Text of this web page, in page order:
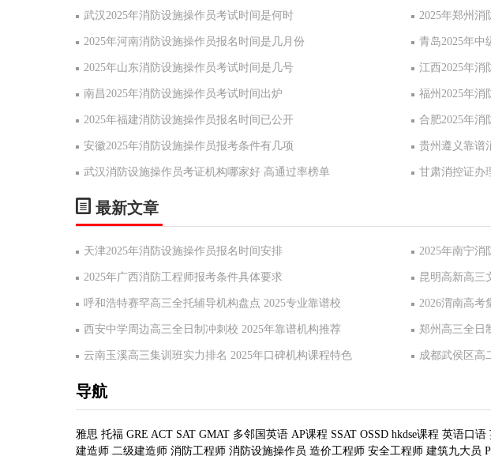
武汉2025年消防设施操作员考试时间是何时 2025年郑州消
2025年河南消防设施操作员报名时间是几月份 青岛2025年中
2025年山东消防设施操作员考试时间是几号 江西2025年消
南昌2025年消防设施操作员考试时间出炉 福州2025年消
2025年福建消防设施操作员报名时间已公开 合肥2025年消
安徽2025年消防设施操作员报考条件有几项 贵州遵义靠谱
武汉消防设施操作员考证机构哪家好 高通过率榜单 甘肃消控证办
最新文章
天津2025年消防设施操作员报名时间安排 2025年南宁消
2025年广西消防工程师报考条件具体要求 昆明高新高三
呼和浩特赛罕高三全托辅导机构盘点 2025专业靠谱校 2026渭南高考
西安中学周边高三全日制冲刺校 2025年靠谱机构推荐 郑州高三全日
云南玉溪高三集训班实力排名 2025年口碑机构课程特色 成都武侯区高
导航
雅思 托福 GRE ACT SAT GMAT 多邻国英语 AP课程 SSAT OSSD hkdse课程 英语口语
建造师 二级建造师 消防工程师 消防设施操作员 造价工程师 安全工程师 建筑九大员